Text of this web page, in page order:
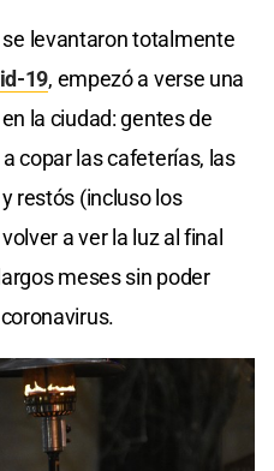
levantaron totalmente
19, empezó a verse una
la ciudad: gentes de
copar las cafeterías, las
restós (incluso los
a ver la luz al final
meses sin poder